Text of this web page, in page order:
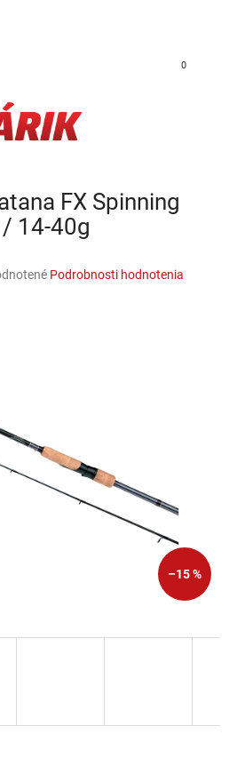
0
FX Spinning
14-40g
hodnotenie produktu je 0,0 z 5
Podrobnosti hodnotenia
–15 %